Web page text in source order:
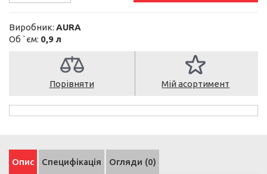
Виробник: AURA
Об `єм: 0,9 л
Порівняти Мій асортимент
Опис Специфікація Огляди (0)